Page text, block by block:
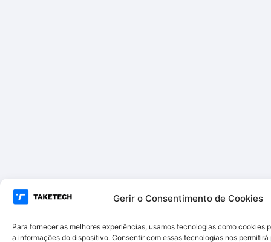
Gerir o Consentimento de Cookies
Para fornecer as melhores experiências, usamos tecnologias como cookies
a informações do dispositivo. Consentir com essas tecnologias nos